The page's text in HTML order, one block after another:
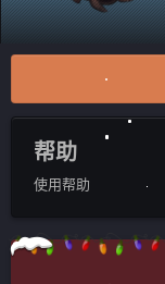
帮助
使用帮助